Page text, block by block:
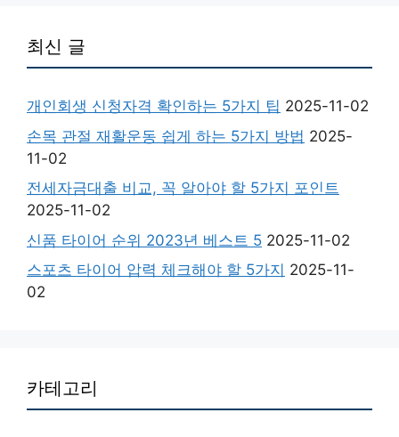
최신 글
개인회생 신청자격 확인하는 5가지 팁 2025-11-02
손목 관절 재활운동 쉽게 하는 5가지 방법 2025-
11-02
전세자금대출 비교, 꼭 알아야 할 5가지 포인트
2025-11-02
신품 타이어 순위 2023년 베스트 5 2025-11-02
스포츠 타이어 압력 체크해야 할 5가지 2025-11-
02
카테고리